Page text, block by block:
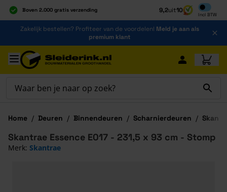
Boven 2.000 gratis verzending
Al 40 jaar dé specialist
Alles onder één dak
9,2uit10
Incl BTW
Inclusief
Ga naar de inhoud
Zakelijk bestellen? Profiteer van de voordelen! Meld je aan als
premium klant
Ga naar hoofdinhoud
Home / Deuren / Binnendeuren / Scharnierdeuren /
Skantrae Essence E017 - 231,5 x 93 cm - Stomp
Merk: Skantrae